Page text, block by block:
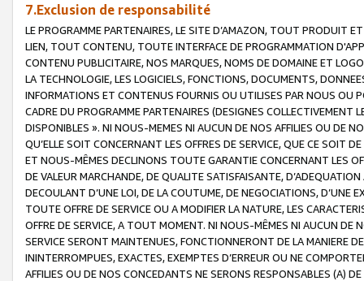
7.Exclusion de responsabilité
LE PROGRAMME PARTENAIRES, LE SITE D’AMAZON, TOUT PRODUIT
LIEN, TOUT CONTENU, TOUTE INTERFACE DE PROGRAMMATION
CONTENU PUBLICITAIRE, NOS MARQUES, NOMS DE DOMAINE ET
LA TECHNOLOGIE, LES LOGICIELS, FONCTIONS, DOCUMENTS,
INFORMATIONS ET CONTENUS FOURNIS OU UTILISES PAR NOUS OU
CADRE DU PROGRAMME PARTENAIRES (DESIGNES COLLECTIVEMENT
DISPONIBLES ». NI NOUS-MEMES NI AUCUN DE NOS AFFILIES OU DE
QU’ELLE SOIT CONCERNANT LES OFFRES DE SERVICE, QUE CE SOIT
ET NOUS-MÊMES DECLINONS TOUTE GARANTIE CONCERNANT LES
DE VALEUR MARCHANDE, DE QUALITE SATISFAISANTE,
DECOULANT D’UNE LOI, DE LA COUTUME, DE NEGOCIATIONS, D’UNE
TOUTE OFFRE DE SERVICE OU A MODIFIER LA NATURE, LES
OFFRE DE SERVICE, A TOUT MOMENT. NI NOUS-MÊMES NI AUCUN DE
SERVICE SERONT MAINTENUES, FONCTIONNERONT DE LA MANIERE
ININTERROMPUES, EXACTES, EXEMPTES D’ERREUR OU NE
AFFILIES OU DE NOS CONCEDANTS NE SERONS RESPONSABLES (A)